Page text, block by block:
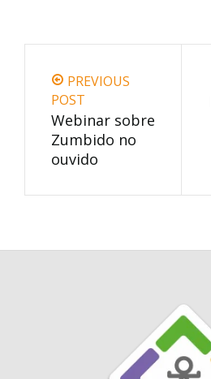
PREVIOUS
POST
Webinar sobre
Zumbido no
ouvido